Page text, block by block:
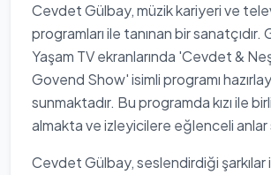
Cevdet Gülbay, müzik kariyeri ve
programları ile tanınan bir sanatçıdır.
Yaşam TV ekranlarında 'Cevdet &
Govend Show' isimli programı
sunmaktadır. Bu programda kızı ile
almakta ve izleyicilere eğlenceli anlar
Cevdet Gülbay, seslendirdiği şarkılar